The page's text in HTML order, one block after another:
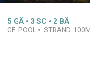
5 GÄ 3 SC 2 BÄ
GE. POOL STRAND: 100M